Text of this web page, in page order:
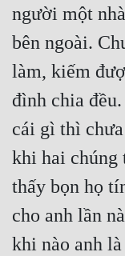
Khoa Huyễn Không Gian
Kinh Dị
Kiếm Hiệp
Kỳ Huyễn
Kỳ Ảo
Linh Dị
Làm Giàu
người một
bên ngoài.
làm, kiếm
đình chia
cái gì thì
khi hai chúng
thấy bọn họ
cho anh lần
khi nào anh